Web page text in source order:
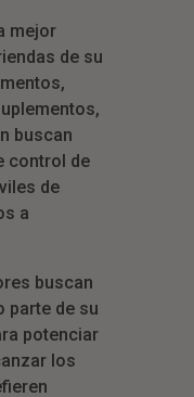
mejor
de su
buscan
control de
de
a
buscan
parte de su
potenciar
los